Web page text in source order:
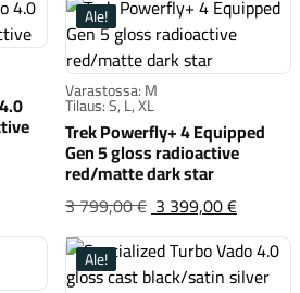
Alkuperäinen
oli:4 400,00 €
Turbo Vado 4.0 IGH red tint/
Varastossa: M
Tilaus: S, L, XL
Trek Powerfly+ 4 Equipped
Gen 5 gloss radioactive
red/matte dark star
3 799,00 €3 399,00 €
hinta
oli:3
Trek
Ale!
Ale!